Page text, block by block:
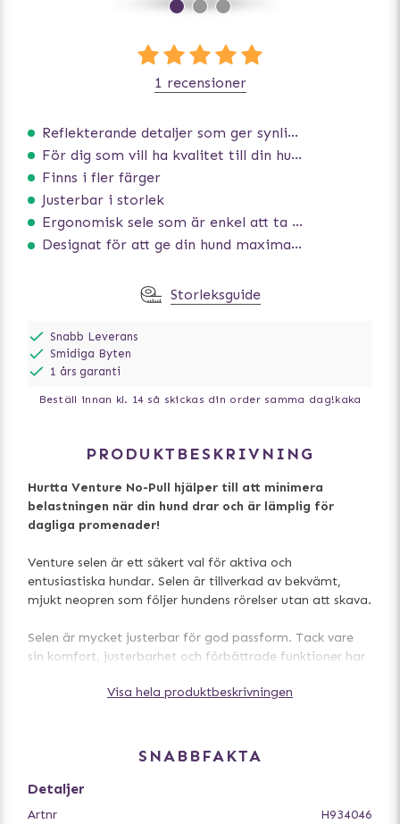
Reflekterande detaljer som ger synlighet i svagt ljus
För dig som vill ha kvalitet till din hund!
Finns i fler färger
Justerbar i storlek
Ergonomisk sele som är enkel att ta på och av
Designat för att ge din hund maximal komfort
1 recensioner
Storleksguide
Snabb Leverans
Smidiga Byten
1 års garanti
Beställ innan kl. 14 så skickas din order samma dag!kaka
PRODUKTBESKRIVNING
Hurtta Venture No-Pull hjälper till att minimera
belastningen när din hund drar och är lämplig för
dagliga promenader!
Venture selen är ett säkert val för aktiva och
entusiastiska hundar. Selen är tillverkad av bekvämt,
mjukt neopren som följer hundens rörelser utan att skava.
Selen är mycket justerbar för god passform. Tack vare
sin komfort, justerbarhet och förbättrade funktioner har
vill ha och behöver i en sele-och mycket mer.
av hunden i utmanande situationer. På insidan av selen
Visa hela produktbeskrivningen
SNABBFAKTA
Detaljer
Artnr H934046